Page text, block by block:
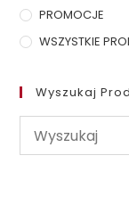
PROMOCJE
WSZYSTKIE
Wyszukaj